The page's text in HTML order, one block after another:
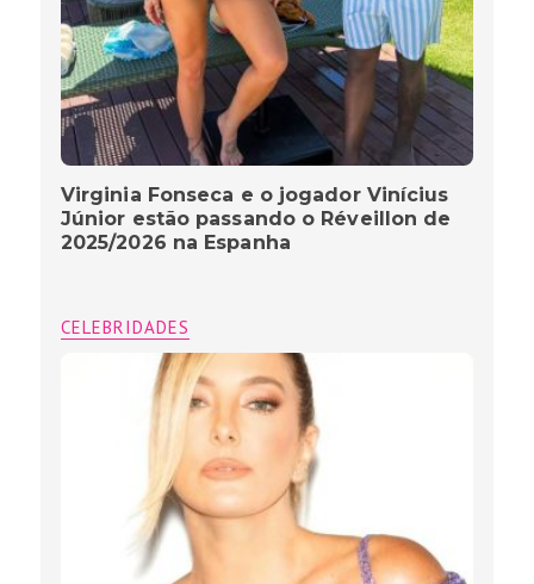
Virginia Fonseca e o jogador Vinícius
Júnior estão passando o Réveillon de
2025/2026 na Espanha
CELEBRIDADES